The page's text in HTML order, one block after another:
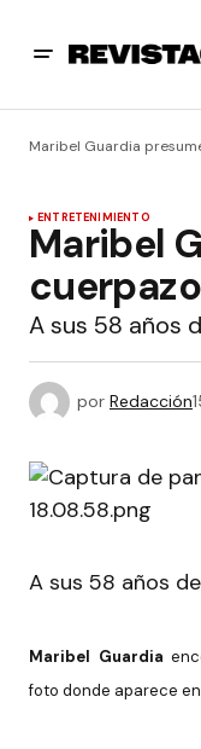
Maribel Guardia
ENTRETENIMIENTO
Maribel
A sus 58 años
por Redacción
A sus 58 años
Maribel Guardia
foto donde aparece